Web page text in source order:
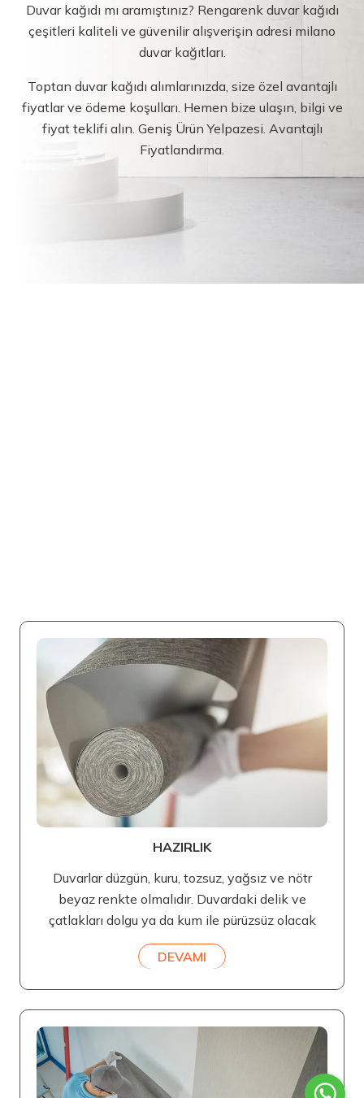
Duvar kağıdı mı aramıştınız? Rengarenk duvar kağıdı
çeşitleri kaliteli ve güvenilir alışverişin adresi milano
duvar kağıtları.
Toptan duvar kağıdı alımlarınızda, size özel avantajlı
fiyatlar ve ödeme koşulları. Hemen bize ulaşın, bilgi ve
fiyat teklifi alın. Geniş Ürün Yelpazesi. Avantajlı
Fiyatlandırma.
HAZIRLIK
Duvarlar düzgün, kuru, tozsuz, yağsız ve nötr
beyaz renkte olmalıdır. Duvardaki delik ve
çatlakları dolgu ya da kum ile pürüzsüz olacak
DEVAMI